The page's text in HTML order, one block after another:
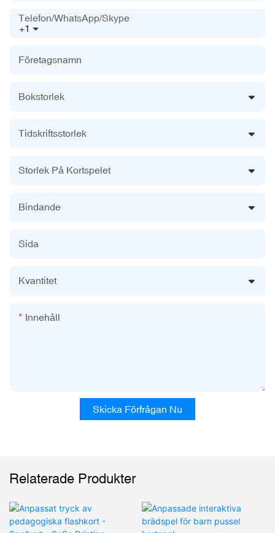
+1
Telefon/WhatsApp/Skype
Företagsnamn
Bokstorlek
Tidskriftsstorlek
Storlek På Kortspelet
Bindande
Sida
Kvantitet
Innehåll
Skicka Förfrågan Nu
Relaterade Produkter